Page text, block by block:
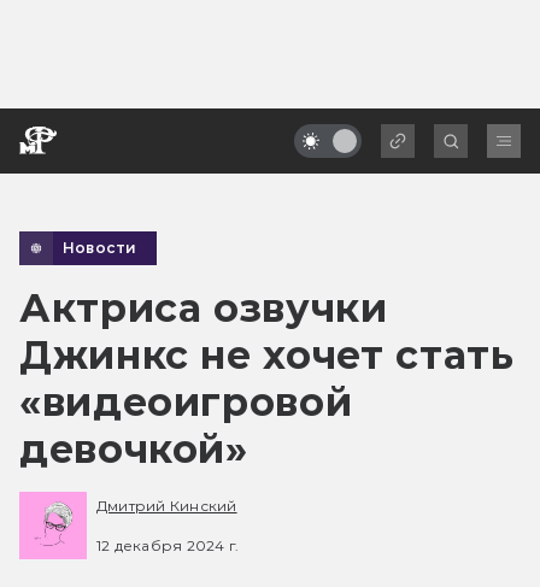
Новости
Актриса озвучки
Джинкс не хочет стать
«видеоигровой
девочкой»
Дмитрий Кинский
12 декабря 2024 г.